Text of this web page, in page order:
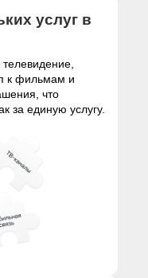
услуг в
к фильмам и
что
за единую услугу.